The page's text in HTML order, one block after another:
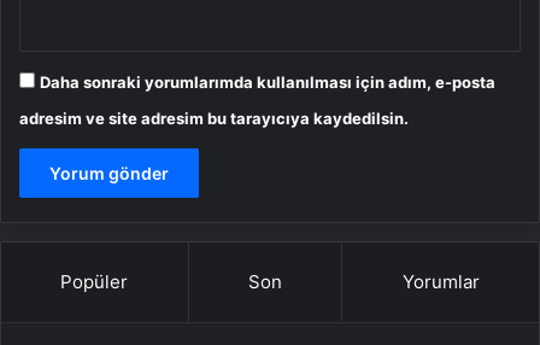
Daha sonraki yorumlarımda kullanılması için adım, e-posta
adresim ve site adresim bu tarayıcıya kaydedilsin.
Popüler Son Yorumlar